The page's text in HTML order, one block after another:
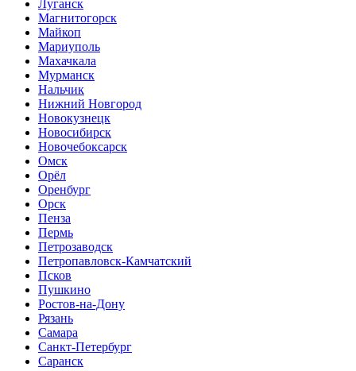
Луганск
Магнитогорск
Майкоп
Мариуполь
Махачкала
Мурманск
Нальчик
Нижний Новгород
Новокузнецк
Новосибирск
Новочебоксарск
Омск
Орёл
Оренбург
Орск
Пенза
Пермь
Петрозаводск
Петропавловск-Камчатский
Псков
Пушкино
Ростов-на-Дону
Рязань
Самара
Санкт-Петербург
Саранск